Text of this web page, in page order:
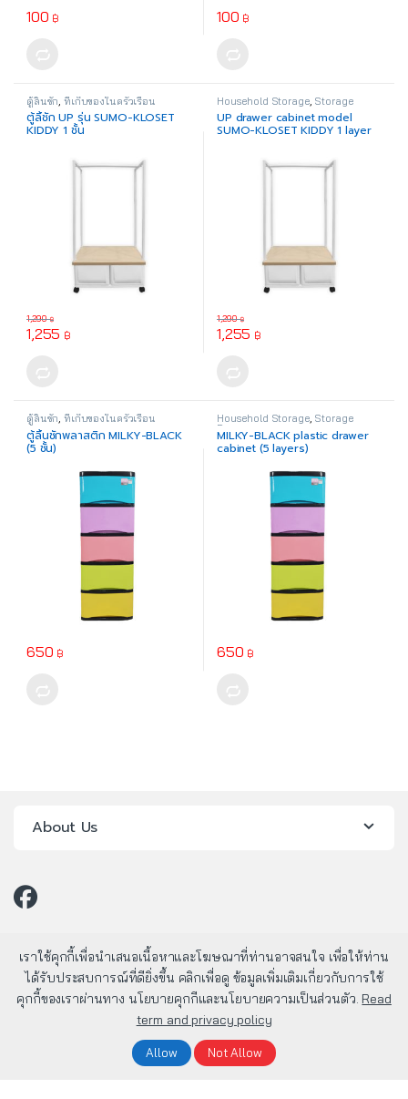
เราใช้คุกกี้เพื่อนำเสนอเนื้อหาและโฆษณาที่ท่านอาจสนใจ เพื่อให้ท่าน
ได้รับประสบการณ์ที่ดียิ่งขึ้น คลิกเพื่อดู ข้อมูลเพิ่มเติมเกี่ยวกับการใช้
คุกกี้ของเราผ่านทาง นโยบายคุกกีและนโยบายความเป็นส่วนตัว. Read
term and privacy policy
Allow Not Allow
100 ฿ 100 ฿
ตู้ลิ้นชัก ,ที่เก็บของในครัวเรือน
ตู้ลิ้ชัก UP รุ่น SUMO-KLOSET
KIDDY 1 ชั้น
1,255 ฿
1,290฿
Household Storage, Storage
Drawer
UP drawer cabinet model
SUMO-KLOSET KIDDY 1 layer
1,255 ฿
1,290฿
ตู้ลิ้นชัก,ที่เก็บของในครัวเรือน
ตู้ลิ้นชักพลาสติก MILKY-BLACK
(5 ชั้น)
650 ฿
Household Storage, Storage
Drawer
MILKY-BLACK plastic drawer
cabinet (5 layers)
650 ฿
About Us
มีคำถาม? โทรหาเรา 24/7!
02-803-1800